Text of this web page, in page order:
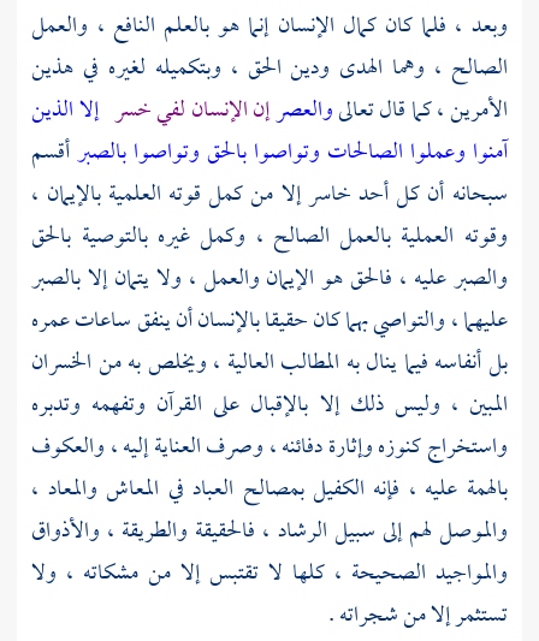
وبعد ، فلما كان كمال الإنسان إنما هو بالعلم النافع ، والعمل
الصالح ، وهما الهدى ودين الحق ، وبتكميله لغيره في هذين
الأمرين ، كما قال تعالىوالعصرإن الإنسان لفي خسر إلا الذين
آمنوا وعملوا الصالحات وتواصوا بالحق وتواصوا بالصبرأقسم
سبحانه أن كل أحد خاسر إلا من كمل قوته العلمية بالإيمان ،
وقوته العملية بالعمل الصالح ، وكمل غيره بالتوصية بالحق
والصبر عليه ، فالحق هو الإيمان والعمل ، ولا يتمان إلا بالصبر
عليهما ، والتواصي بهما كان حقيقا بالإنسان أن ينفق ساعات عمره
بل أنفاسه فيما ينال به المطالب العالية ، ويخلص به من الخسران
المبين ، وليس ذلك إلا بالإقبال على القرآن وتفهمه وتدبره
واستخراج كنوزه وإثارة دفائنه ، وصرف العناية إليه ، والعكوف
بالهمة عليه ، فإنه الكفيل بمصالح العباد في المعاش والمعاد ،
والموصل لهم إلى سبيل الرشاد ، فالحقيقة والطريقة ، والأذواق
والمواجيد الصحيحة ، كلها لا تقتبس إلا من مشكاته ، ولا
تستثمر إلا من شجراته .